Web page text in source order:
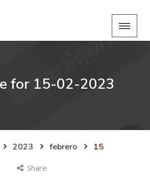
for 15-02-2023
2023 febrero 15
Share